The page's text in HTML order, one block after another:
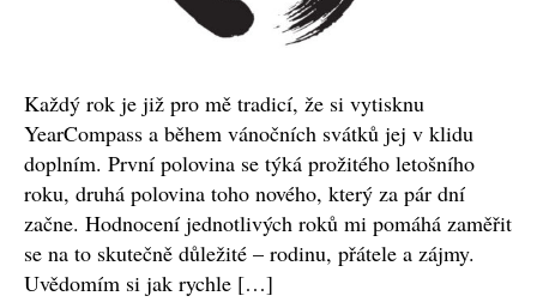
Každý rok je již pro mě tradicí, že si vytisknu
YearCompass a během vánočních svátků jej v klidu
doplním. První polovina se týká prožitého letošního
roku, druhá polovina toho nového, který za pár dní
začne. Hodnocení jednotlivých roků mi pomáhá zaměřit
se na to skutečně důležité – rodinu, přátele a zájmy.
Uvědomím si jak rychle […]